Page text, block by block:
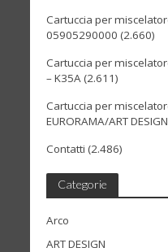
Cartuccia per
05905290000 (2.660)
Cartuccia per
– K35A(2.611)
Cartuccia per
EURORAMA/ART
Contatti (2.486)
Categorie
Arco
ART DESIGN